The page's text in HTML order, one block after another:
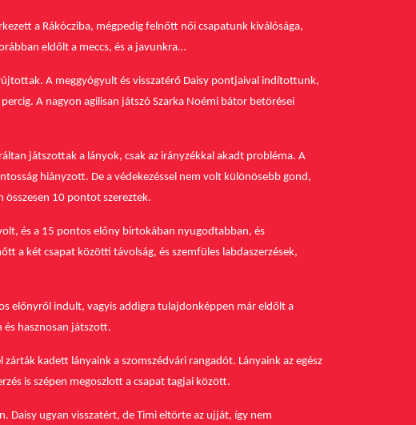
a Rákócziba, mégpedig felnőtt női csapatunk kiválósága,
eldőlt a meccs, és a javunkra…
A meggyógyult és visszatérő Daisy pontjaival indítottunk,
A nagyon agilisan játszó Szarka Noémi bátor betörései
játszottak a lányok, csak az irányzékkal akadt probléma. A
hiányzott. De a védekezéssel nem volt különösebb gond,
összesen 10 pontot szereztek.
és a 15 pontos előny birtokában nyugodtabban, és
a két csapat közötti távolság, és szemfüles labdaszerzések,
előnyről indult, vagyis addigra tulajdonképpen már eldőlt a
és hasznosan játszott.
kadett lányaink a szomszédvári rangadót. Lányaink az egész
is szépen megoszlott a csapat tagjai között.
Daisy ugyan visszatért, de Timi eltörte az ujját, így nem